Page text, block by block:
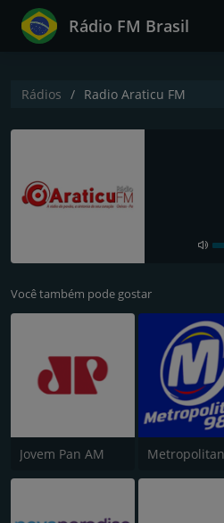
Rádio FM Brasil
Rádios Radio Araticu FM
Você também pode gostar
Jovem Pan AM